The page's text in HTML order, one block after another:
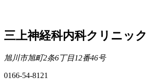
三上神経科内科クリニック
旭川市旭町2条6丁目12番46号
0166-54-8121